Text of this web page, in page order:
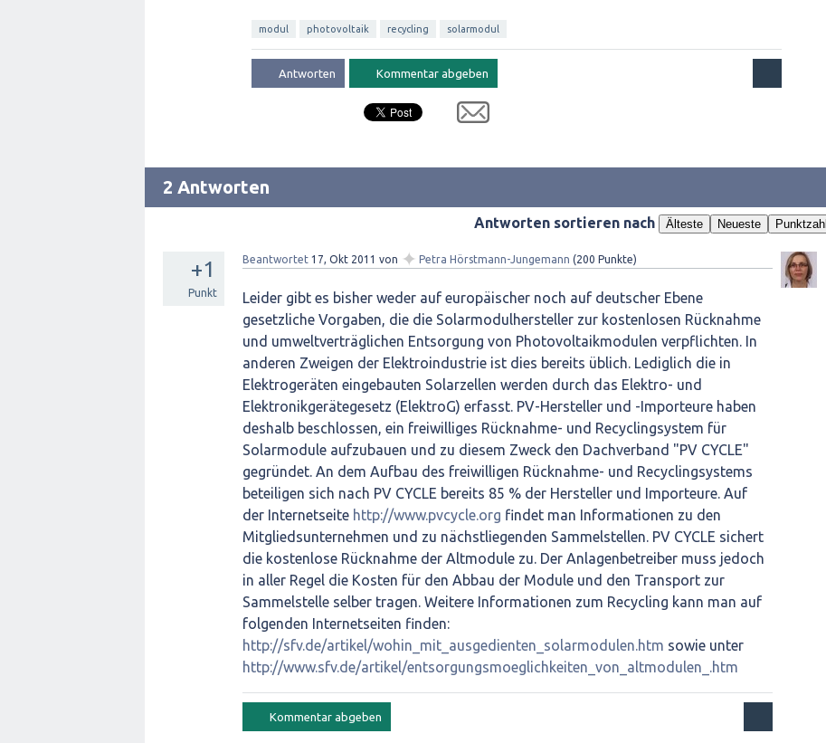
modul photovoltaik recycling solarmodul
2 Antworten
Antworten sortieren nach Älteste Neueste Punktzahl
+1
Punkt
Beantwortet 17, Okt 2011 von ✦ Petra Hörstmann-Jungemann (200 Punkte)
Leider gibt es bisher weder auf europäischer noch auf deutscher Ebene
gesetzliche Vorgaben, die die Solarmodulhersteller zur kostenlosen Rücknahme
und umweltverträglichen Entsorgung von Photovoltaikmodulen verpflichten. In
anderen Zweigen der Elektroindustrie ist dies bereits üblich. Lediglich die in
Elektrogeräten eingebauten Solarzellen werden durch das Elektro- und
Elektronikgerätegesetz (ElektroG) erfasst. PV-Hersteller und -Importeure haben
deshalb beschlossen, ein freiwilliges Rücknahme- und Recyclingsystem für
Solarmodule aufzubauen und zu diesem Zweck den Dachverband "PV CYCLE"
gegründet. An dem Aufbau des freiwilligen Rücknahme- und Recyclingsystems
beteiligen sich nach PV CYCLE bereits 85 % der Hersteller und Importeure. Auf
der Internetseite http://www.pvcycle.org findet man Informationen zu den
Mitgliedsunternehmen und zu nächstliegenden Sammelstellen. PV CYCLE sichert
die kostenlose Rücknahme der Altmodule zu. Der Anlagenbetreiber muss jedoch
in aller Regel die Kosten für den Abbau der Module und den Transport zur
Sammelstelle selber tragen. Weitere Informationen zum Recycling kann man auf
folgenden Internetseiten finden:
http://sfv.de/artikel/wohin_mit_ausgedienten_solarmodulen.htm sowie unter
http://www.sfv.de/artikel/entsorgungsmoeglichkeiten_von_altmodulen_.htm